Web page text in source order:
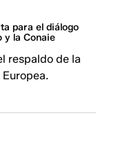
para el diálogo
y la Conaie
respaldo de la
Europea.